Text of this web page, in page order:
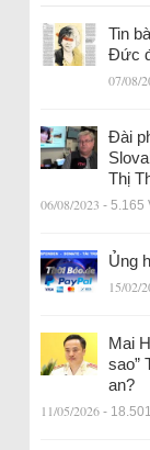
Tin
Đức
07/08/
Đài
Thị
06/08/2023 - 5.165
Ủng
15/02/
Mai
sao”
an?
11/05/2026 -